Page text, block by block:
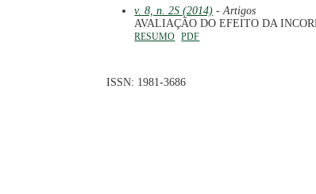
v. 8, n. 2S (2014) - Artigos
AVALIAÇÃO DO EFEITO DA
RESUMO PDF
ISSN: 1981-3686